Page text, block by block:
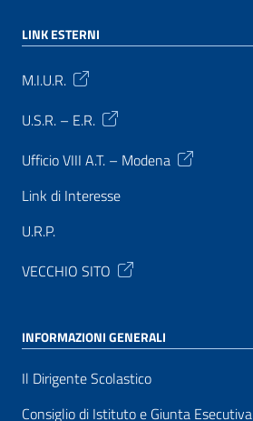
LINK ESTERNI
M.I.U.R.
U.S.R. – E.R.
Ufficio VIII A.T. – Modena
Link di Interesse
U.R.P.
VECCHIO SITO
INFORMAZIONI GENERALI
Il Dirigente Scolastico
Consiglio di Istituto e Giunta Esecutiva